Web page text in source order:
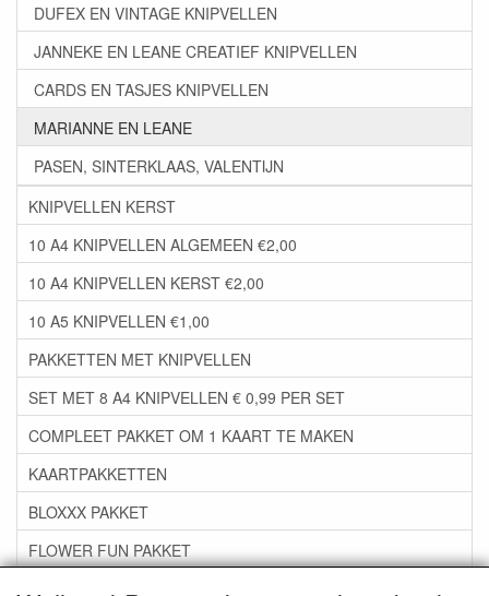
DUFEX EN VINTAGE KNIPVELLEN
JANNEKE EN LEANE CREATIEF KNIPVELLEN
CARDS EN TASJES KNIPVELLEN
MARIANNE EN LEANE
PASEN, SINTERKLAAS, VALENTIJN
KNIPVELLEN KERST
10 A4 KNIPVELLEN ALGEMEEN €2,00
10 A4 KNIPVELLEN KERST €2,00
10 A5 KNIPVELLEN €1,00
PAKKETTEN MET KNIPVELLEN
SET MET 8 A4 KNIPVELLEN € 0,99 PER SET
COMPLEET PAKKET OM 1 KAART TE MAKEN
KAARTPAKKETTEN
BLOXXX PAKKET
FLOWER FUN PAKKET
***GROEP 06*** TAPE/LIJM SNIJMALLEN STEMPELS